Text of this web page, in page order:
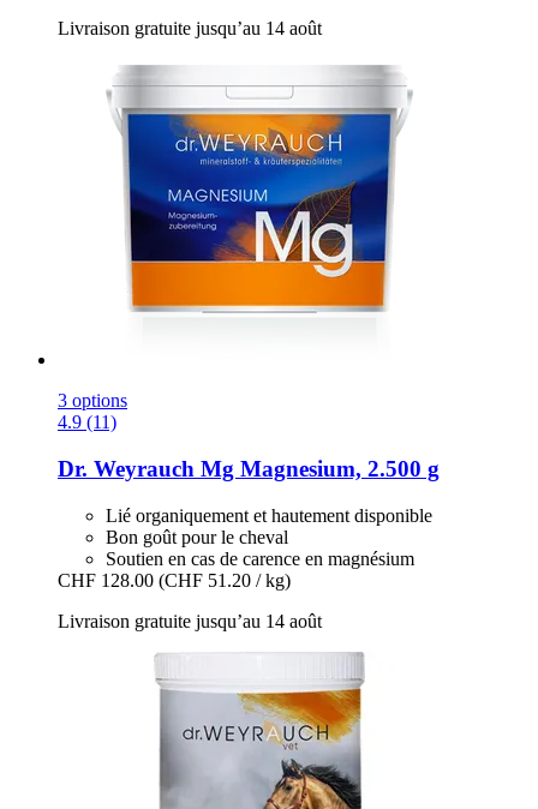
Livraison gratuite jusqu’au 14 août
3 options
4.9 (11)
Dr. Weyrauch Mg Magnesium, 2.500 g
Lié organiquement et hautement disponible
Bon goût pour le cheval
Soutien en cas de carence en magnésium
CHF 128.00 (CHF 51.20 / kg)
Livraison gratuite jusqu’au 14 août